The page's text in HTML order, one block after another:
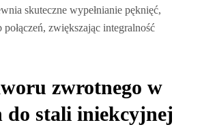
skuteczne wypełnianie pęknięć,
zwiększając integralność
zwrotnego w
do stali iniekcyjnej